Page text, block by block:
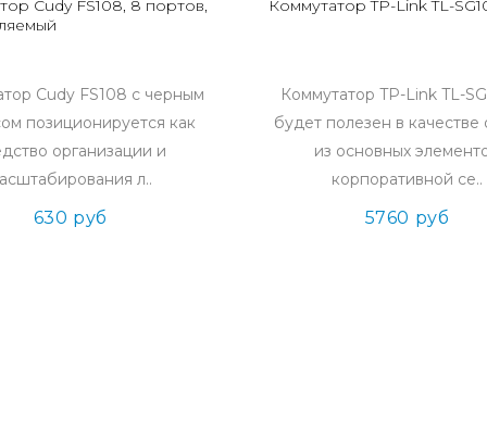
Cudy FS108, 8 портов,
Cudy FS108 с черным
позиционируется как
организации и
л..
630 руб
Коммутатор TP-Link TL-
Коммутатор TP-Link TL-
будет полезен в качестве
из основных
корпоративной се..
5760 руб